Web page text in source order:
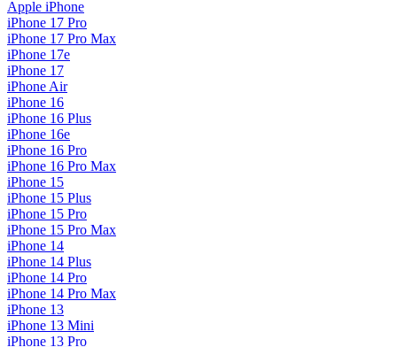
Apple iPhone
iPhone 17 Pro
iPhone 17 Pro Max
iPhone 17e
iPhone 17
iPhone Air
iPhone 16
iPhone 16 Plus
iPhone 16e
iPhone 16 Pro
iPhone 16 Pro Max
iPhone 15
iPhone 15 Plus
iPhone 15 Pro
iPhone 15 Pro Max
iPhone 14
iPhone 14 Plus
iPhone 14 Pro
iPhone 14 Pro Max
iPhone 13
iPhone 13 Mini
iPhone 13 Pro